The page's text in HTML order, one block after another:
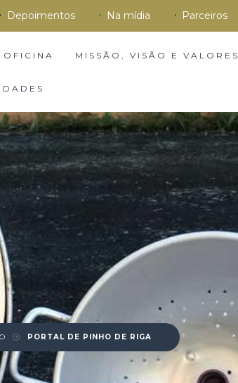
Depoimentos Na mídia Parceiros
MISSÃO, VISÃO E VALORES
PORTAL DE PINHO DE RIGA